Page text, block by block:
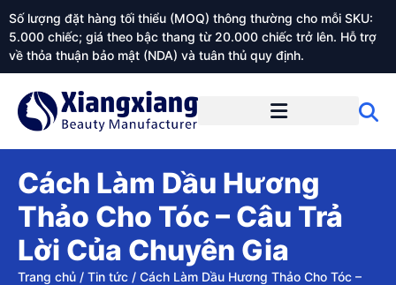
Số lượng đặt hàng tối thiểu (MOQ) thông thường cho mỗi SKU:
5.000 chiếc; giá theo bậc thang từ 20.000 chiếc trở lên. Hỗ trợ
về thỏa thuận bảo mật (NDA) và tuân thủ quy định.
Cách Làm Dầu Hương
Thảo Cho Tóc – Câu Trả
Lời Của Chuyên Gia
Trang chủ / Tin tức / Cách Làm Dầu Hương Thảo Cho Tóc –